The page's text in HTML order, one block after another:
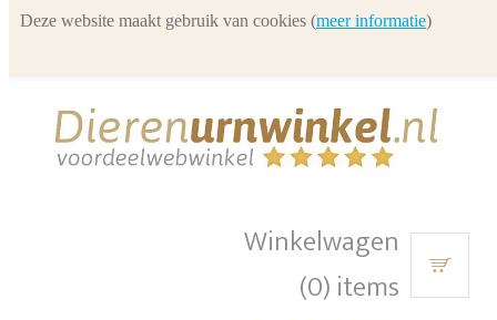
Winkelwagen
(0) items
Deze website maakt gebruik van cookies (meer informatie)